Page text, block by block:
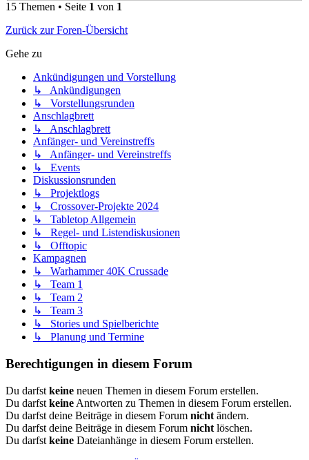
15 Themen • Seite 1 von 1
Zurück zur Foren-Übersicht
Gehe zu
Ankündigungen und Vorstellung
↳ Ankündigungen
↳ Vorstellungsrunden
Anschlagbrett
↳ Anschlagbrett
Anfänger- und Vereinstreffs
↳ Anfänger- und Vereinstreffs
↳ Events
Diskussionsrunden
↳ Projektlogs
↳ Crossover-Projekte 2024
↳ Tabletop Allgemein
↳ Regel- und Listendiskusionen
↳ Offtopic
Kampagnen
↳ Warhammer 40K Crussade
↳ Team 1
↳ Team 2
↳ Team 3
↳ Stories und Spielberichte
↳ Planung und Termine
Berechtigungen in diesem Forum
Du darfst keine neuen Themen in diesem Forum erstellen.
Du darfst keine Antworten zu Themen in diesem Forum erstellen.
Du darfst deine Beiträge in diesem Forum nicht ändern.
Du darfst deine Beiträge in diesem Forum nicht löschen.
Du darfst keine Dateianhänge in diesem Forum erstellen.